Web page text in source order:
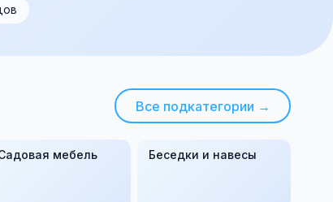
Все подкатегории →
мебель Беседки и навесы